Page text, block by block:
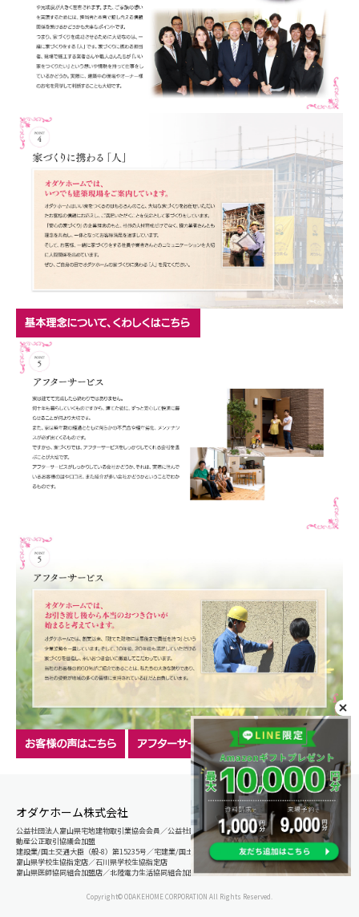
オダケホーム株式会社
公益社団法人富山県宅地建物取引業協会会員／公益社団法人石川県宅地建物取引業協会会員／北陸不
動産公正取引協議会加盟
建設業/国土交通大臣（般-8）第15235号／宅建業/国土交通大臣（8）第5025号
富山県学校生協指定店／石川県学校生協指定店
富山県医師協同組合加盟店／北陸電力生活協同組合加盟店
Copyright© ODAKEHOME CORPORATION All Rights Reserved.